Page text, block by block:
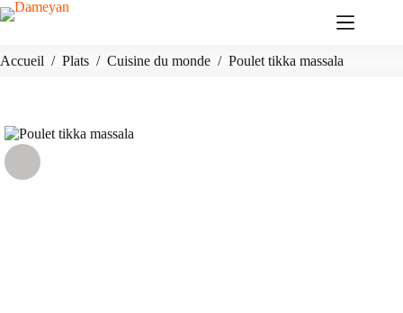
Passer
au
Accueil / Plats / Cuisine du monde / Poulet tikka massala